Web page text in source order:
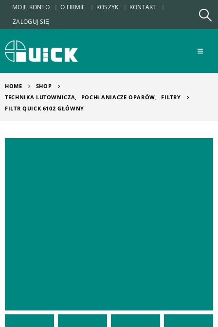
MOJE KONTO O FIRMIE KOSZYK
KONTAKT
ZALOGUJ SIĘ
HOME
SHOP
TECHNIKA LUTOWNICZA, POCHŁANIACZE OPARÓW,
FILTRY
FILTR QUICK 6102 GŁÓWNY